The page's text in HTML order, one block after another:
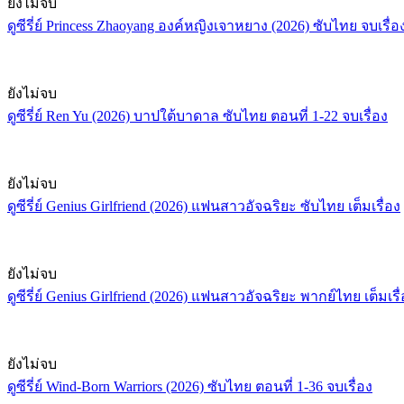
ยังไม่จบ
ดูซีรี่ย์ Princess Zhaoyang องค์หญิงเจาหยาง (2026) ซับไทย จบเรื่อ
ยังไม่จบ
ดูซีรี่ย์ Ren Yu (2026) บาปใต้บาดาล ซับไทย ตอนที่ 1-22 จบเรื่อง
ยังไม่จบ
ดูซีรี่ย์ Genius Girlfriend (2026) แฟนสาวอัจฉริยะ ซับไทย เต็มเรื่อง
ยังไม่จบ
ดูซีรี่ย์ Genius Girlfriend (2026) แฟนสาวอัจฉริยะ พากย์ไทย เต็มเรื่
ยังไม่จบ
ดูซีรี่ย์ Wind-Born Warriors (2026) ซับไทย ตอนที่ 1-36 จบเรื่อง